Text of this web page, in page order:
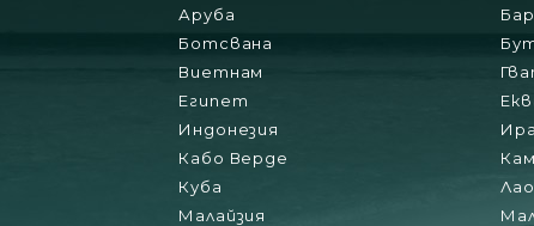
Аруба
Ботсвана
Виетнам
Египет
Индонезия
Кабо Верде
Куба
Малайзия